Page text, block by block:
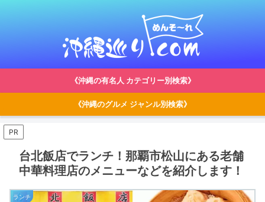
《沖縄の有名人 カテゴリー別検索》
《沖縄のグルメ ジャンル別検索》
PR
台北飯店でランチ！那覇市松山にある老舗
中華料理店のメニューなどを紹介します！
ランチ